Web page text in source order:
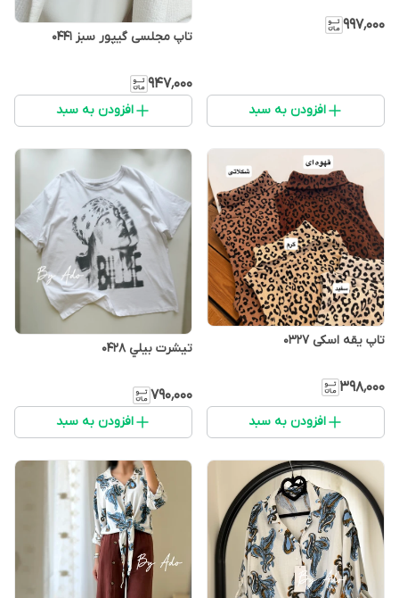
۹۹۷٬۰۰۰
افزودن به سبد
تاپ مجلسی گیپور سبز 0441
۹۴۷٬۰۰۰
افزودن به سبد
تاپ یقه اسکی 0327
۳۹۸٬۰۰۰
افزودن به سبد
تيشرت بيلي 0428
۷۹۰٬۰۰۰
افزودن به سبد